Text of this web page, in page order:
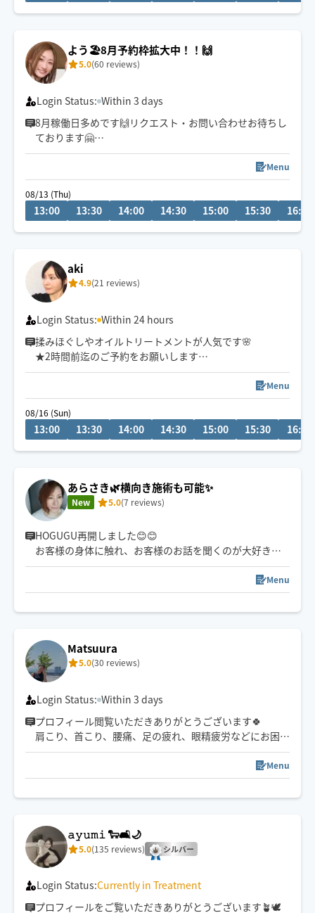
よう🏖️8月予約枠拡大中！！🙌
5.0(60 reviews)
Login Status: Within 3 days
8月稼働日多めです🙌リクエスト・お問い合わせお待ちし
ております🤗
お仕事や日々のお疲れがふっと和らぐ施術💆‍♂️心も身体も
暖まる時間を過ごせますように🕊️
＼おすすめ／
🌿オイル＆もみほぐし90分
忙しい日・軽いお疲れへ。まずはお試し
Menu
08/13 (Thu)
13:00 13:30 14:00 14:30 15:00 15:30 16:00
aki
4.9(21 reviews)
Login Status: Within 24 hours
揉みほぐしやオイルトリートメントが人気です🌸
★2時間前迄のご予約をお願いします
★天候や交通事情、現在地によってお断りする場合もご
★施術中や移動中等は予約の確認を時間内にできない場
合がございます
【移動範囲】
大津市(近江神宮〜瀬田・南郷)
草津市
京都市(北/北大路、西/西大路、南/十条)多少融通ききます
Menu
08/16 (Sun)
13:00 13:30 14:00 14:30 15:00 15:30 16:00
あらさき🌿横向き施術も可能✨
New 5.0(7 reviews)
HOGUGU再開しました😊😊
お客様の身体に触れ、お客様のお話を聞くのが大好きで
す✨
介護の仕事もしておりましたので、身体が思うよに動か
ない方のご利用もお待ちしております🌷
南国生まれの楽観的な性格です。お客様にリラックスし
ていただけるよう、心がけております😊😊
Menu
Matsuura
5.0(30 reviews)
Login Status: Within 3 days
プロフィール閲覧いただきありがとうございます🍀
肩こり、首こり、腰痛、足の疲れ、眼精疲労などにお困り
の方の施術もお任せください✨
タイ式で培った技術を活かしながら、全身のストレッ
チ、指圧も得意です🍀
夜間遅い時間も歓迎🕛
強め弱めお好みの強さに対応します✨
Menu
𝚊𝚢𝚞𝚖𝚒 🐑🛋️🌙
5.0(135 reviews) シルバー
Login Status:Currently in Treatment
プロフィールをご覧いただきありがとうございます🪴🕊️